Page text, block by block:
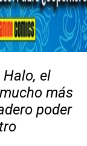
el
más
poder